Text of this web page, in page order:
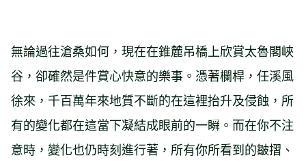
無論過往滄桑如何，現在在錐麓吊橋上欣賞太魯閣峽
谷，卻確然是件賞心快意的樂事。憑著欄桿，任溪風
徐來，千百萬年來地質不斷的在這裡抬升及侵蝕，所
有的變化都在這當下凝結成眼前的一瞬。而在你不注
意時，變化也仍時刻進行著，所有你所看到的皺摺、